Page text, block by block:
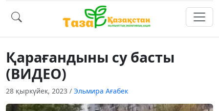
Қарағандыны су басты
(ВИДЕО)
28 қыркүйек, 2023 / Эльмира Ағабек